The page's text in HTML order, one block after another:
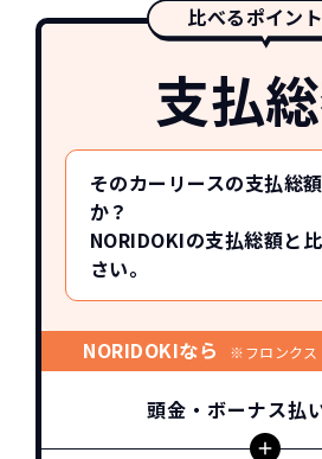
比べるポイン
支払
そのカーリースの支払総
か？
NORIDOKIの支払総額と
さい。
NORIDOKIなら ※フロンクス
頭金・ボーナス払